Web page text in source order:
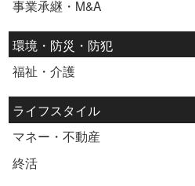
事業承継・M&A
環境・防災・防犯
福祉・介護
ライフスタイル
マネー・不動産
終活